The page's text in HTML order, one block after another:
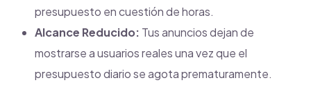
presupuesto en cuestión de horas.
Alcance Reducido: Tus anuncios dejan de
mostrarse a usuarios reales una vez que el
presupuesto diario se agota prematuramente.